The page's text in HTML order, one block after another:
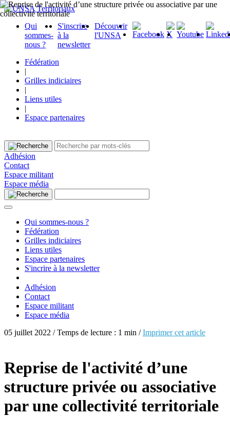
Qui
sommes-
nous ?
S'inscrire
à la
newsletter
Découvrir
l'UNSA
Fédération
|
Grilles indiciaires
|
Liens utiles
|
Espace partenaires
Adhésion
Contact
Espace militant
Espace média
Qui sommes-nous ?
Fédération
Grilles indiciaires
Liens utiles
Espace partenaires
S'incrire à la newsletter
Adhésion
Contact
Espace militant
Espace média
05 juillet 2022 / Temps de lecture : 1 min /Imprimer cet article
Reprise de l'activité d’une
structure privée ou associative
par une collectivité territoriale